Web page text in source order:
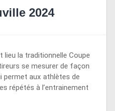
2024
lieu la traditionnelle Coupe
se mesurer de façon
aux athlètes de
répétés à l’entrainement